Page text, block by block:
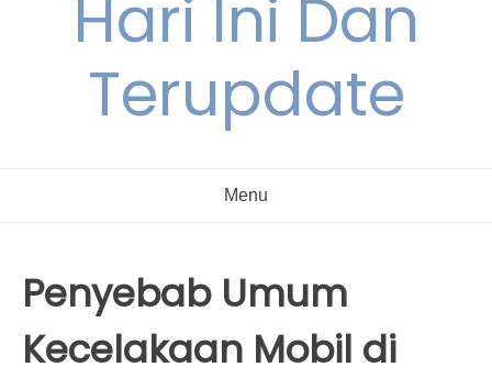
Hari Ini Dan
Terupdate
Menu
Penyebab Umum
Kecelakaan Mobil di